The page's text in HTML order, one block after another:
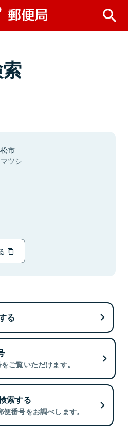
市
ツシ
る
ご覧いただけます。
索する
番号をお調べします。